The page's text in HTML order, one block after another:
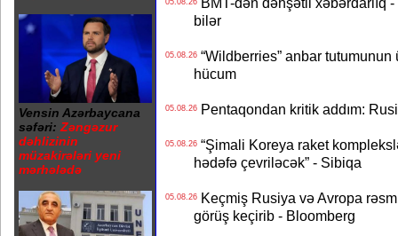
Vensin Azərbaycana
səfəri: Zəngəzur
dəhlizinin
müzakirələri yeni
mərhələdə
05.08.26
bilər
05.08.26“Wildberries” anbar tutumunun
hücum
05.08.26Pentaqondan kritik addım:
05.08.26“Şimali Koreya raket
hədəfə çevriləcək” - Sibiqa
05.08.26Keçmiş Rusiya və Avropa
görüş keçirib - Bloomberg